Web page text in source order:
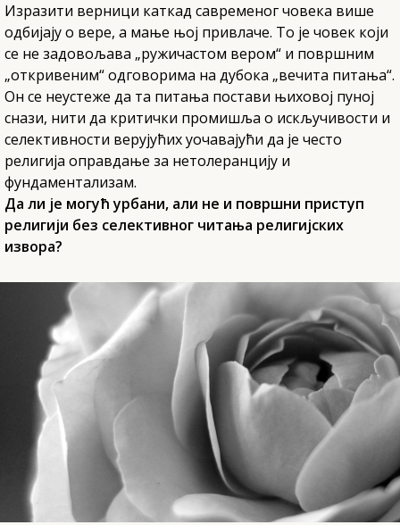
Изразити верници каткад савременог човека више
одбијају о вере, а мање њој привлаче. То је човек који
се не задовољава „ружичастом вером“ и површним
„откривеним“ одговорима на дубока „вечита питања“.
Он се неустеже да та питања постави њиховој пуној
снази, нити да критички промишља о искључивости и
селективности верујућих уочавајући да је често
религија оправдање за нетолеранцију и
фундаментализам.
Да ли је могућ урбани, али не и површни приступ
религији без селективног читања религијских
извора?